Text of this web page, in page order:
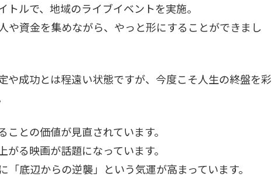
ルで、地域のライブイベントを実施。
や資金を集めながら、やっと形にすることができまし
や成功とは程遠い状態ですが、今度こそ人生の終盤を彩
との価値が見直されています。
る映画が話題になっています。
底辺からの逆襲」という気運が高まっています。